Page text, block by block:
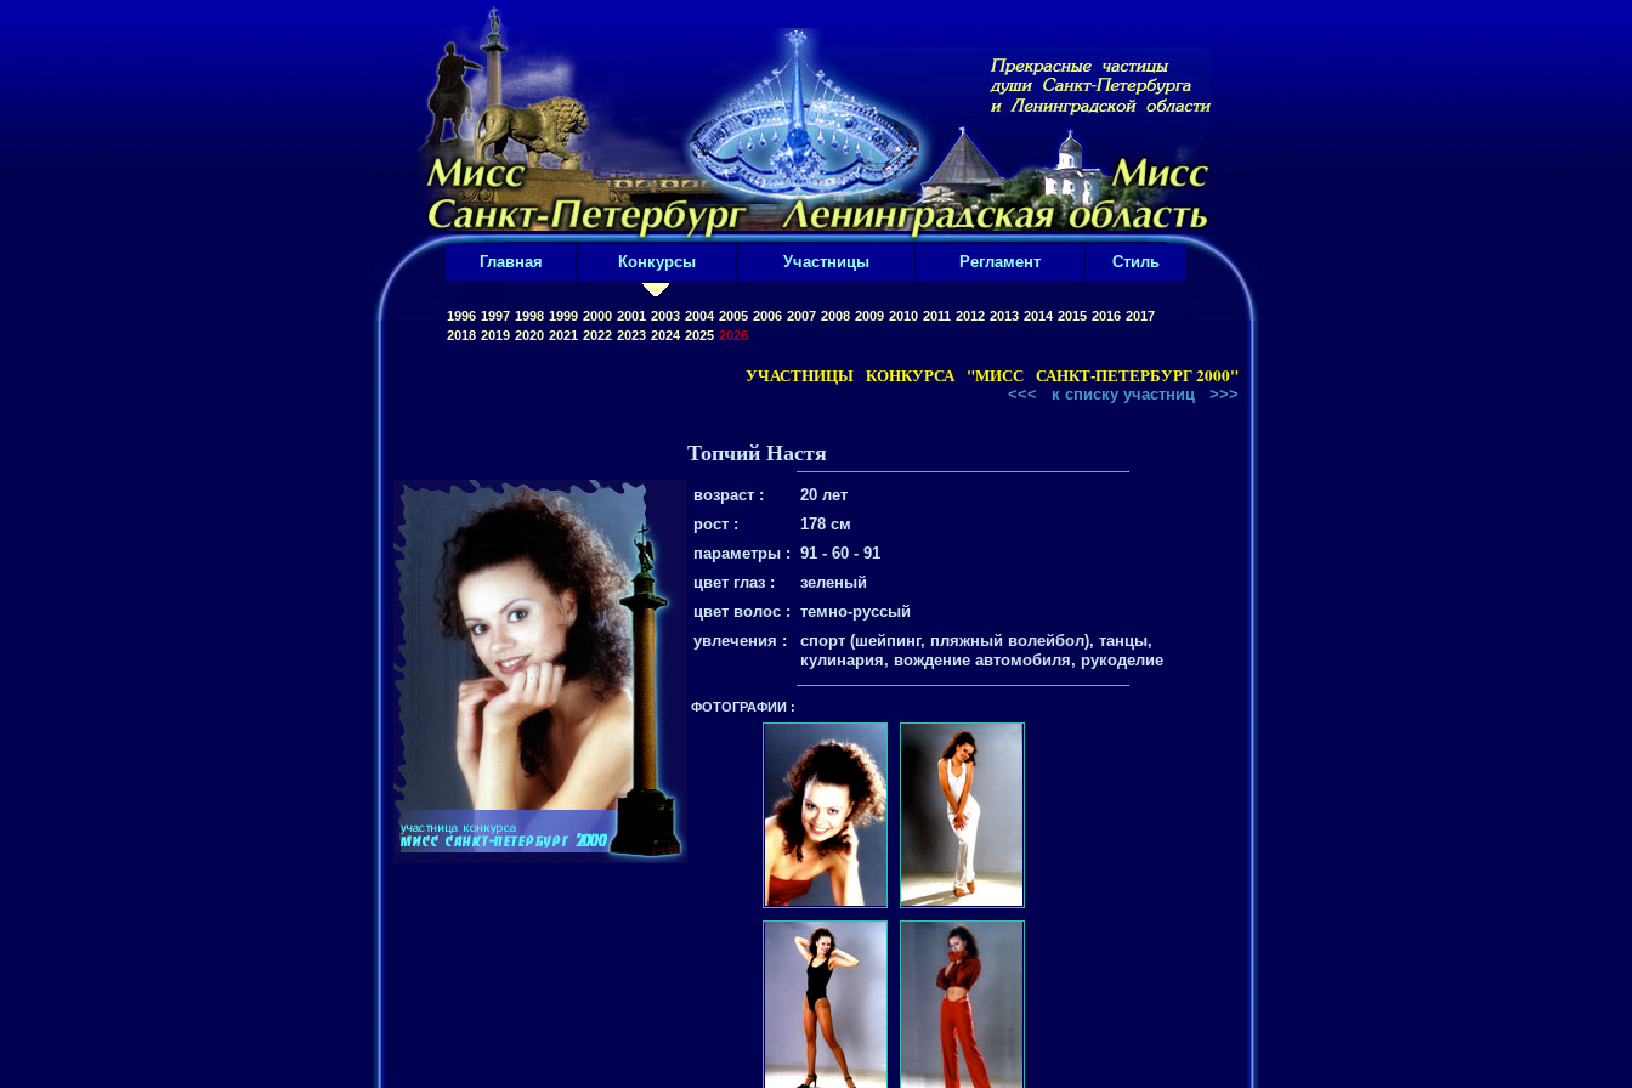
Главная Конкурсы Участницы Регламент Стиль
1996 1997 1998 1999 2000 2001 2003 2004 2005 2006 2007 2008 2009 2010 2011 2012 2013 2014 2015 2016 2017
2018 2019 2020 2021 2022 2023 2024 2025 2026
УЧАСТHИЦЫ КОНКУРСА "МИСС САНКТ-ПЕТЕРБУРГ 2000"
<<< к списку участниц >>>
Топчий Настя
возраст :
20 лет
рост :
178 см
параметры : 91 - 60 - 91
цвет глаз :
зеленый
цвет волос : темно-руссый
увлечения :
спорт (шейпинг, пляжный волейбол), танцы,
кулинария, вождение автомобиля, рукоделие
ФОТОГРАФИИ :